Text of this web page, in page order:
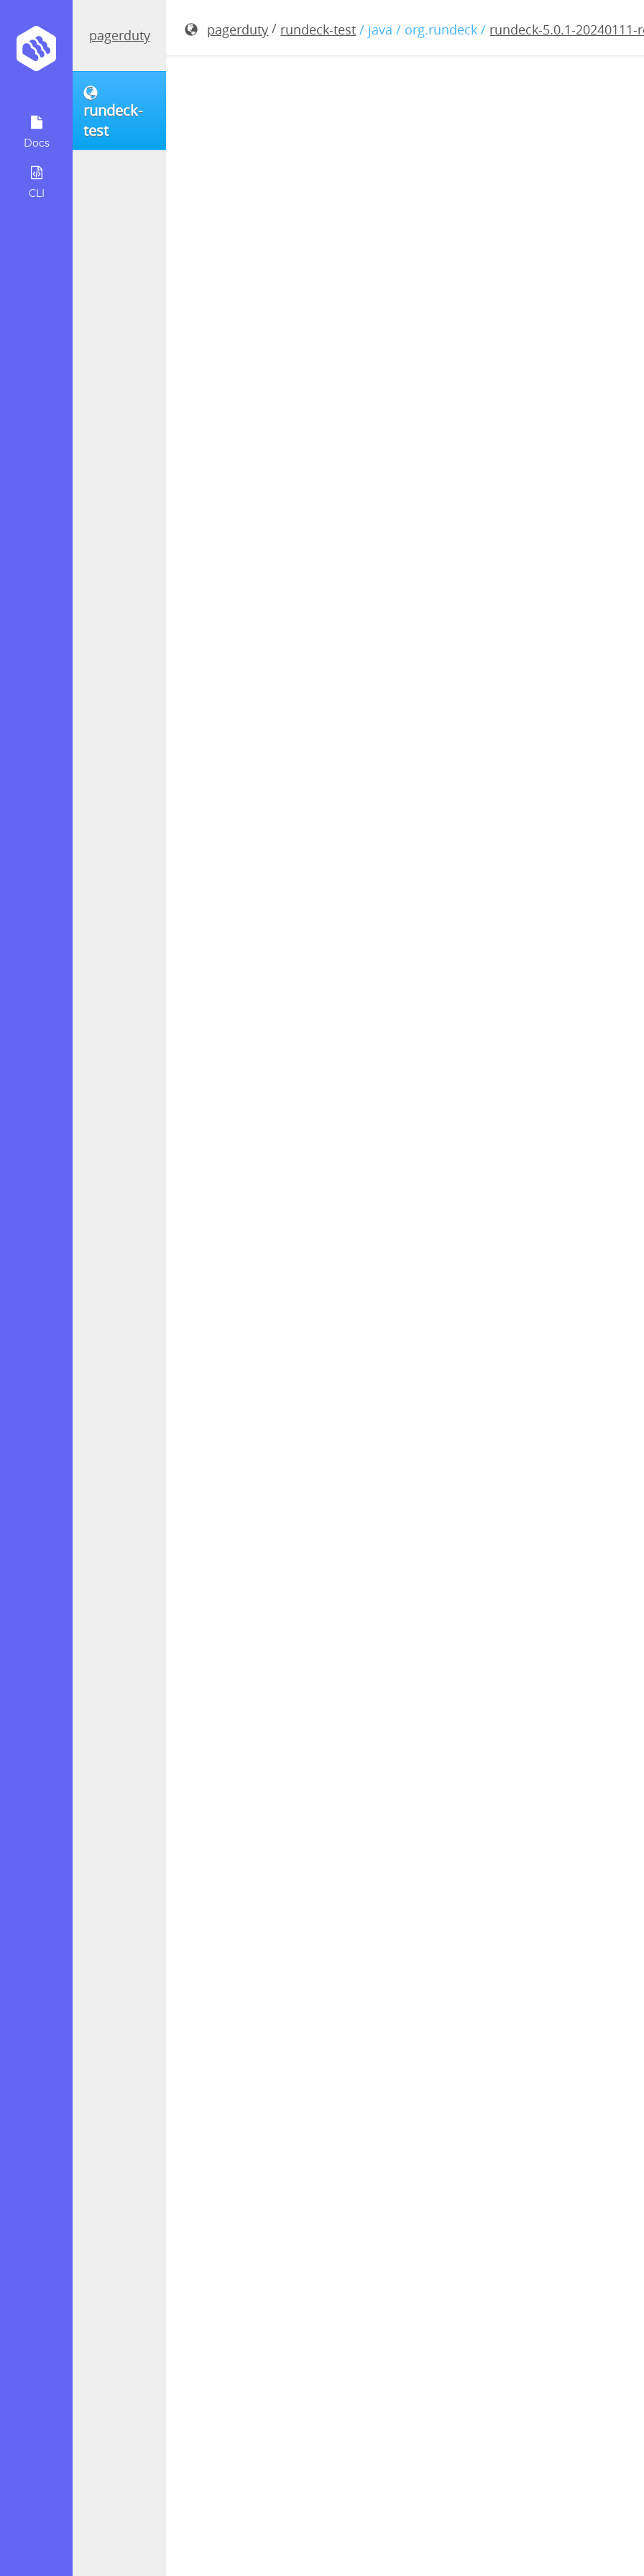
Docs
CLI
pagerduty
rundeck-
test
pagerduty / rundeck-test / java / org.rundeck / rundeck-5.0.1-20240111-
rundeck-5.0.1-20240111-rc3.war